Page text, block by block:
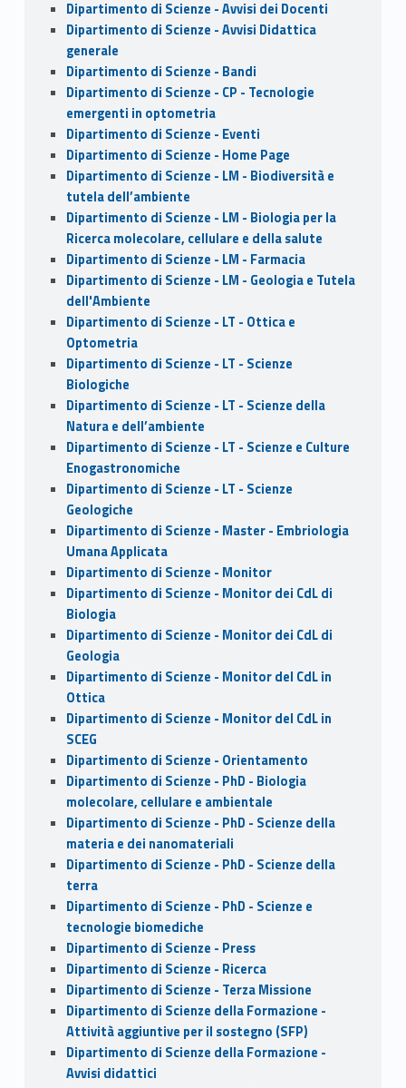
Dipartimento di Scienze - Avvisi dei Docenti
Dipartimento di Scienze - Avvisi Didattica
generale
Dipartimento di Scienze - Bandi
Dipartimento di Scienze - CP - Tecnologie
emergenti in optometria
Dipartimento di Scienze - Eventi
Dipartimento di Scienze - Home Page
Dipartimento di Scienze - LM - Biodiversità e
tutela dell’ambiente
Dipartimento di Scienze - LM - Biologia per la
Ricerca molecolare, cellulare e della salute
Dipartimento di Scienze - LM - Farmacia
Dipartimento di Scienze - LM - Geologia e Tutela
dell'Ambiente
Dipartimento di Scienze - LT - Ottica e
Optometria
Dipartimento di Scienze - LT - Scienze
Biologiche
Dipartimento di Scienze - LT - Scienze della
Natura e dell’ambiente
Dipartimento di Scienze - LT - Scienze e Culture
Enogastronomiche
Dipartimento di Scienze - LT - Scienze
Geologiche
Dipartimento di Scienze - Master - Embriologia
Umana Applicata
Dipartimento di Scienze - Monitor
Dipartimento di Scienze - Monitor dei CdL di
Biologia
Dipartimento di Scienze - Monitor dei CdL di
Geologia
Dipartimento di Scienze - Monitor del CdL in
Ottica
Dipartimento di Scienze - Monitor del CdL in
SCEG
Dipartimento di Scienze - Orientamento
Dipartimento di Scienze - PhD - Biologia
molecolare, cellulare e ambientale
Dipartimento di Scienze - PhD - Scienze della
materia e dei nanomateriali
Dipartimento di Scienze - PhD - Scienze della
terra
Dipartimento di Scienze - PhD - Scienze e
tecnologie biomediche
Dipartimento di Scienze - Press
Dipartimento di Scienze - Ricerca
Dipartimento di Scienze - Terza Missione
Dipartimento di Scienze della Formazione -
Attività aggiuntive per il sostegno (SFP)
Dipartimento di Scienze della Formazione -
Avvisi didattici